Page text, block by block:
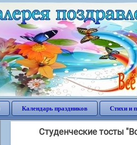
Календарь праздников Стихи и
Студенческие тосты